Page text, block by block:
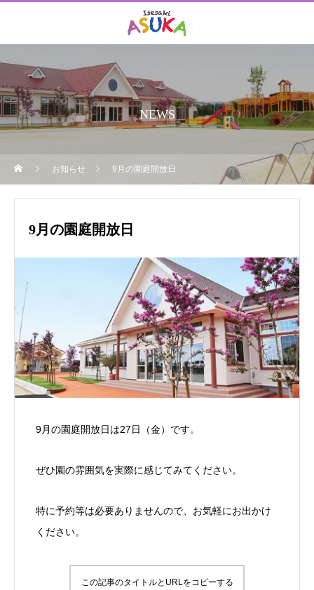
NEWS
お知らせ 9月の園庭開放日
9月の園庭開放日
9月の園庭開放日は27日（金）です。
ぜひ園の雰囲気を実際に感じてみてください。
特に予約等は必要ありませんので、お気軽にお出かけ
ください。
この記事のタイトルとURLをコピーする